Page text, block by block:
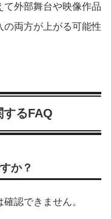
て外部舞台や映像作品
両方が上がる可能性
するFAQ
か？
認できません。